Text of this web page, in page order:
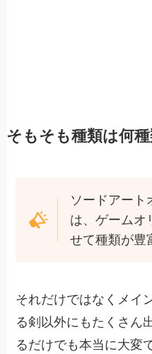
そもそも種類は何
ソードアート
は、ゲームオ
せて種類が豊
それだけではなくメイ
る剣以外にもたくさん
るだけでも本当に大変